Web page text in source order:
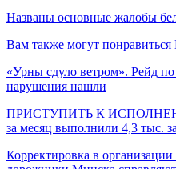
Названы основные жалобы
Вам также могут понравиться
«Урны сдуло ветром». Рейд
нарушения нашли
ПРИСТУПИТЬ К
за месяц выполнили 4,3 тыс.
Корректировка в